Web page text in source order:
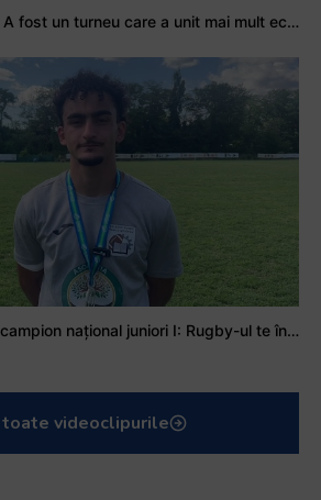
Stejarul Iulian Hartig: A fost un turneu care a unit mai mult echipa
Mohamed Salhi, vicecampion național juniori I: Rugby-ul te învață să accepți și înfrângerile
toate videoclipurile